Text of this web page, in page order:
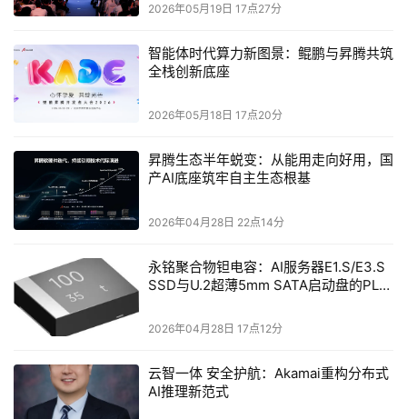
2026年05月19日 17点27分
智能体时代算力新图景：鲲鹏与昇腾共筑
全栈创新底座
2026年05月18日 17点20分
昇腾生态半年蜕变：从能用走向好用，国
产AI底座筑牢自主生态根基
2026年04月28日 22点14分
永铭聚合物钽电容：AI服务器E1.S/E3.S
SSD与U.2超薄5mm SATA启动盘的PLP
2026年04月28日 17点12分
云智一体 安全护航：Akamai重构分布式
AI推理新范式